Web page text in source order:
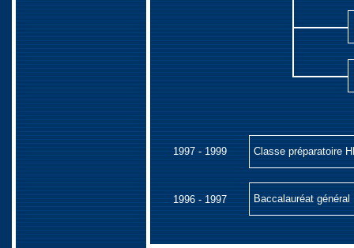
1997 - 1999 Classe préparatoire
1996 - 1997 Baccalauréat